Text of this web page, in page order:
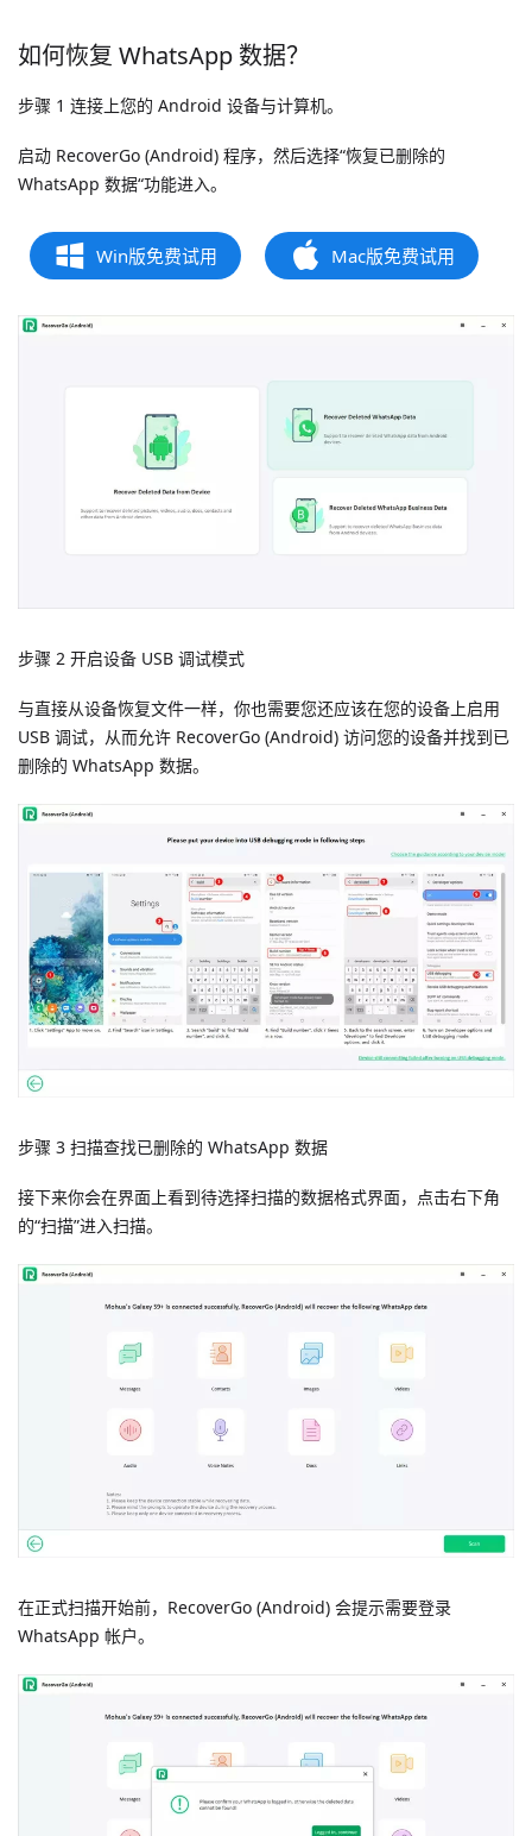
如何恢复 WhatsApp 数据？
步骤 1 连接上您的 Android 设备与计算机。
启动 RecoverGo (Android) 程序，然后选择“恢复已删除的
WhatsApp 数据“功能进入。
Win版免费试用 Mac版免费试用
步骤 2 开启设备 USB 调试模式
与直接从设备恢复文件一样，你也需要您还应该在您的设备上启用
USB 调试，从而允许 RecoverGo (Android) 访问您的设备并找到已
删除的 WhatsApp 数据。
步骤 3 扫描查找已删除的 WhatsApp 数据
接下来你会在界面上看到待选择扫描的数据格式界面，点击右下角
的“扫描”进入扫描。
在正式扫描开始前，RecoverGo (Android) 会提示需要登录
WhatsApp 帐户。